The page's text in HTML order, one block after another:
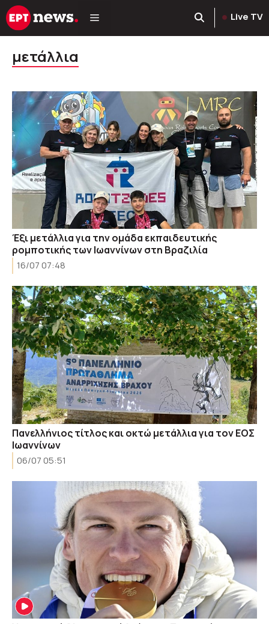
Μετάβαση
σε
Live TV
μετάλλια
Έξι μετάλλια για την ομάδα εκπαιδευτικής
ρομποτικής των Ιωαννίνων στη Βραζιλία
16/07 07:48
Πανελλήνιος τίτλος και οκτώ μετάλλια για τον ΕΟΣ
Ιωαννίνων
06/07 05:51